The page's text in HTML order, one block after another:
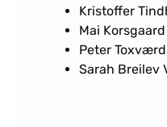
Kristoffer
Mai Korsgaard
Peter Toxværd
Sarah Breilev